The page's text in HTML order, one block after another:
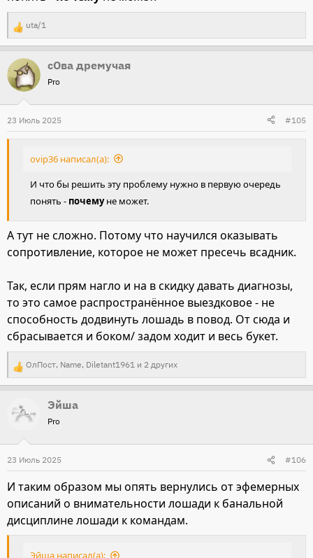
Р
е
а
к
и
и
uta/1
сОва дремучая
Pro
23 Июль 2025 #105
ovip36 написал(а):
И что бы решить эту проблему нужно в первую очередь
понять - почемуне может.
А тут не сложно. Потому что научился оказывать
сопротивление, которое не может пресечь всадник.
Так, если прям нагло и на в скидку давать диагнозы,
то это самое распространённое выездковое - не
способность додвинуть лошадь в повод. От сюда и
сбрасывается и боком/ задом ходит и весь букет.
Р
е
а
к
и
и
:
ОлПост, Name, Diletant1961 и 2 других
Эйша
Pro
23 Июль 2025 #106
И таким образом мы опять вернулись от эфемерных
описаний о внимательности лошади к банальной
дисциплине лошади к командам.
Эйша написал(а):